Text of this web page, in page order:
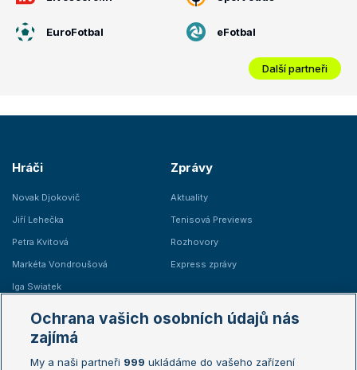
EuroFotbal eFotbal
Další partneři
Hráči
Novak Djokovič
Jiří Lehečka
Petra Kvitová
Markéta Vondroušová
Iga Swiatek
Zprávy
Aktuality
Tenisová Previews
Rozhovory
Express zprávy
Žebříčky
Žebříček ATP (muži)
Australian Open
Ochrana vašich osobních údajů nás
zajímá
My a naši partneři 999 ukládáme do vašeho zařízení